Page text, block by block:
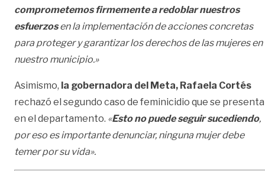
comprometemos firmemente a redoblar nuestros
esfuerzosen la implementación de acciones concretas
para proteger y garantizar los derechos de las mujeres en
nuestro municipio.»
Asimismo, la gobernadora del Meta, Rafaela Cortés
rechazó el segundo caso de feminicidio que se presenta
en el departamento. «Esto no puede seguir sucediendo,
por eso es importante denunciar, ninguna mujer debe
temer por su vida».